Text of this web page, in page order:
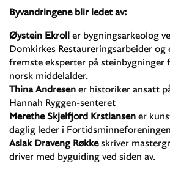
Byvandringene blir ledet av:
Øystein Ekroll er bygningsarkeolog
Domkirkes Restaureringsarbeider og
fremste eksperter på steinbygninger
norsk middelalder.
Thina Andresen er historiker ansatt
Hannah Ryggen-senteret
Merethe Skjelfjord Krstiansen er
daglig leder i
Aslak Draveng Røkkeskriver
driver med byguiding ved siden av.